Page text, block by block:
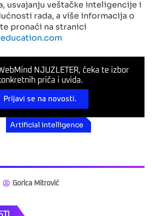
usvajanju veštačke inteligencije i
rada, a više informacija o
pronaći na stranici
NJUZLETER, čeka te izbor
priča i uvida.
Prijavi se na novosti.
Artificial Intelligence
Gorica Mitrović